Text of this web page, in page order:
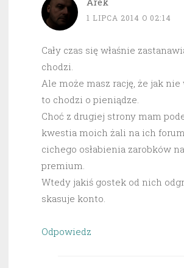
1 LIPCA 2014 O 02:14
Cały czas się właśnie
chodzi.
Ale może masz rację, że jak nie
to chodzi o pieniądze.
Choć z drugiej strony mam
kwestia moich żali na ich
cichego osłabienia zarobków
premium.
Wtedy jakiś gostek od nich
skasuje konto.
Odpowiedz